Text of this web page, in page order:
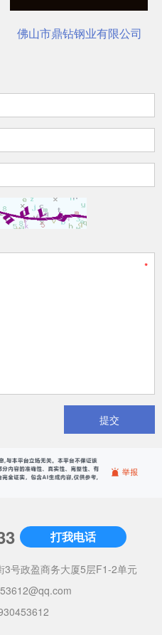
了吗？
佛山市鼎钻钢业有限公司，
提交
打我电话
号政盈商务大厦5层F1-2单元